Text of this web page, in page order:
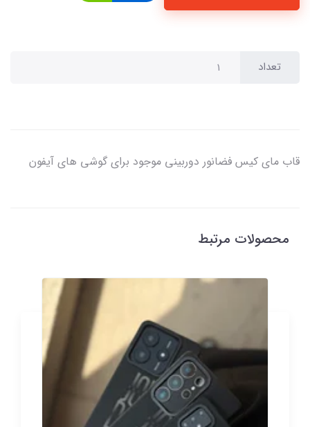
تعداد
قاب مای کیس فضانور دوربینی موجود برای گوشی های آیفون
محصولات مرتبط